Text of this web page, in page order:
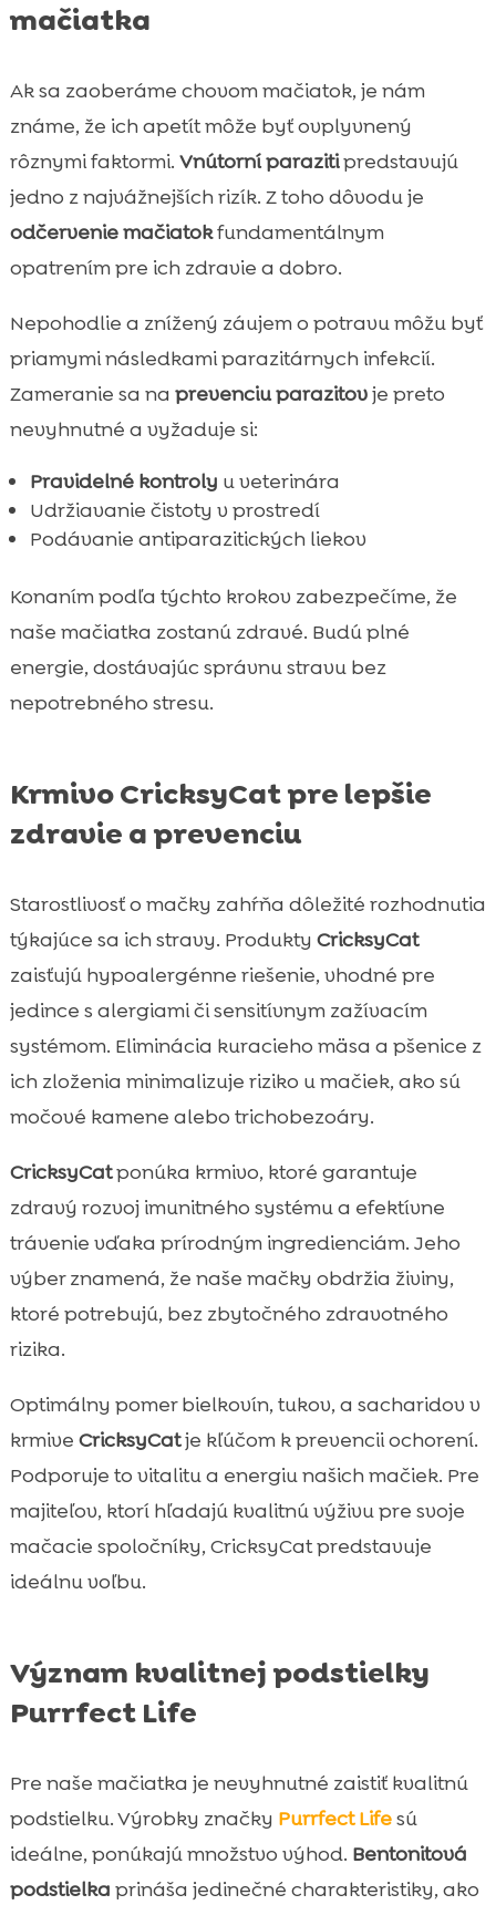
mačiatka
Ak sa zaoberáme chovom mačiatok, je nám
známe, že ich apetít môže byť ovplyvnený
rôznymi faktormi. Vnútorní parazitipredstavujú
jedno z najvážnejších rizík. Z toho dôvodu je
odčervenie mačiatokfundamentálnym
opatrením pre ich zdravie a dobro.
Nepohodlie a znížený záujem o potravu môžu byť
priamymi následkami parazitárnych infekcií.
Zameranie sa na prevenciu parazitovje preto
nevyhnutné a vyžaduje si:
Pravidelné kontroly u veterinára
Udržiavanie čistoty v prostredí
Podávanie antiparazitických liekov
Konaním podľa týchto krokov zabezpečíme, že
naše mačiatka zostanú zdravé. Budú plné
energie, dostávajúc správnu stravu bez
nepotrebného stresu.
Krmivo CricksyCat pre lepšie
zdravie a prevenciu
Starostlivosť o mačky zahŕňa dôležité rozhodnutia
týkajúce sa ich stravy. Produkty CricksyCat
zaisťujú hypoalergénne riešenie, vhodné pre
jedince s alergiami či sensitívnym zažívacím
systémom. Eliminácia kuracieho mäsa a pšenice z
ich zloženia minimalizuje riziko u mačiek, ako sú
močové kamene alebo trichobezoáry.
CricksyCatponúka krmivo, ktoré garantuje
zdravý rozvoj imunitného systému a efektívne
trávenie vďaka prírodným ingredienciám. Jeho
výber znamená, že naše mačky obdržia živiny,
ktoré potrebujú, bez zbytočného zdravotného
rizika.
Optimálny pomer bielkovín, tukov, a sacharidov v
krmive CricksyCatje kľúčom k prevencii ochorení.
Podporuje to vitalitu a energiu našich mačiek. Pre
majiteľov, ktorí hľadajú kvalitnú výživu pre svoje
mačacie spoločníky, CricksyCat predstavuje
ideálnu voľbu.
Význam kvalitnej podstielky
Purrfect Life
Pre naše mačiatka je nevyhnutné zaistiť kvalitnú
podstielku. Výrobky značky Purrfect Lifesú
ideálne, ponúkajú množstvo výhod. Bentonitová
podstielka prináša jedinečné charakteristiky, ako